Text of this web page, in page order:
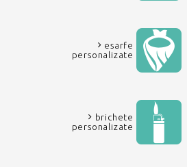
esarfe
personalizate
brichete
personalizate